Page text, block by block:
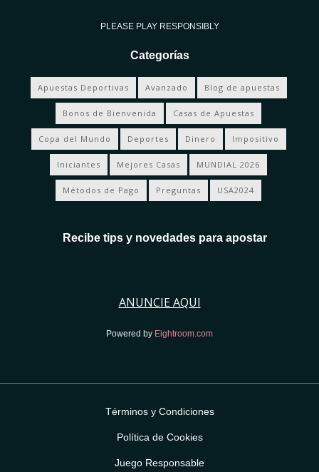
PLEASE PLAY RESPONSIBLY
Categorías
Apuestas Deportivas Avanzado Blog de apuestas
Bonos de Bienvenida Casas de Apuestas
Copa del Mundo Deportes Dinero Impositivo
Iniciantes Mejores Casas MUNDIAL 2026
Métodos de Pago Preguntas USA2024
Recibe tips y novedades para apostar
ANUNCIE AQUI
Powered by Eightroom.com
Términos y Condiciones
Política de Cookies
Juego Responsable